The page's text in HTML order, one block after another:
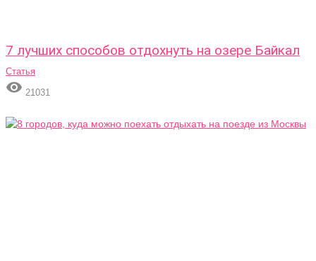
7 лучших способов отдохнуть на озере Байкал
Статья
 21031